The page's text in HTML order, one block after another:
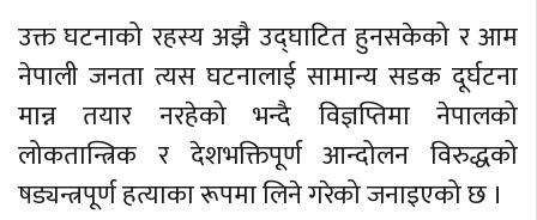
उक्त घटनाको रहस्य अझै उद्घाटित हुनसकेको र आम
नेपाली जनता त्यस घटनालाई सामान्य सडक दूर्घटना
मान्न तयार नरहेको भन्दै विज्ञप्तिमा नेपालको
लोकतान्त्रिक र देशभक्तिपूर्ण आन्दोलन विरुद्धको
षड्यन्त्रपूर्ण हत्याका रूपमा लिने गरेको जनाइएको छ ।